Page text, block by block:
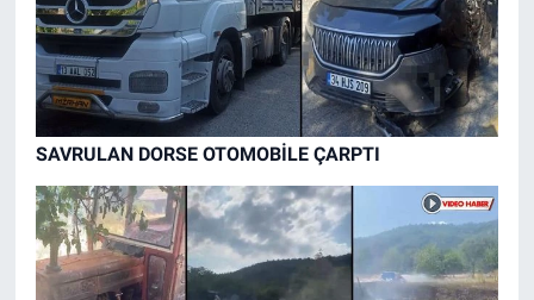
SAVRULAN DORSE OTOMOBİLE ÇARPTI